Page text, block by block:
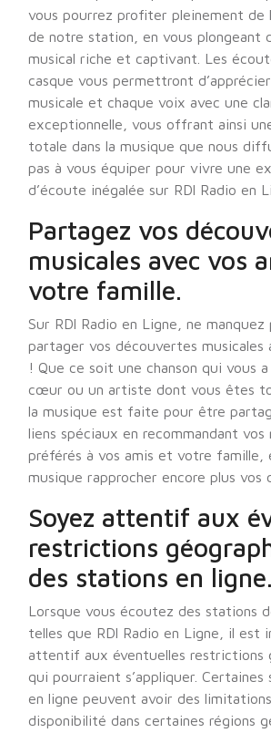
vous pourrez profiter pleinement de
de notre station, en vous plongeant
musical riche et captivant. Les
casque vous permettront
musicale et chaque voix avec une
exceptionnelle, vous offrant ainsi
totale dans la musique que nous
pas à vous équiper pour vivre une
d’écoute inégalée sur RDl Radio en
Partagez vos
musicales avec vos
votre famille.
Sur RDl Radio en Ligne, ne manquez
partager vos découvertes musicales
! Que ce soit une chanson qui vous
cœur ou un artiste dont vous êtes
la musique est faite pour être
liens spéciaux en recommandant vos
préférés à vos amis et votre famille,
musique rapprocher encore plus vos
Soyez attentif aux
restrictions
des stations en ligne.
Lorsque vous écoutez des stations
telles que RDl Radio en Ligne, il est
attentif aux éventuelles restrictions
qui pourraient s’appliquer.
en ligne peuvent avoir des
disponibilité dans certaines régions